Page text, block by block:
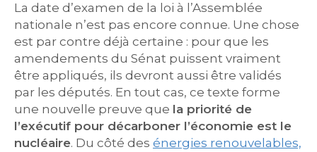
La date d’examen de la loi à l’Assemblée
nationale n’est pas encore connue. Une chose
est par contre déjà certaine : pour que les
amendements du Sénat puissent vraiment
être appliqués, ils devront aussi être validés
par les députés. En tout cas, ce texte forme
une nouvelle preuve que la priorité de
l’exécutif pour décarboner l’économie est le
nucléaire. Du côté des énergies renouvelables,